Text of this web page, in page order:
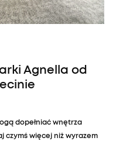
Agnella od
dopełniać wnętrza
czymś więcej niż wyrazem